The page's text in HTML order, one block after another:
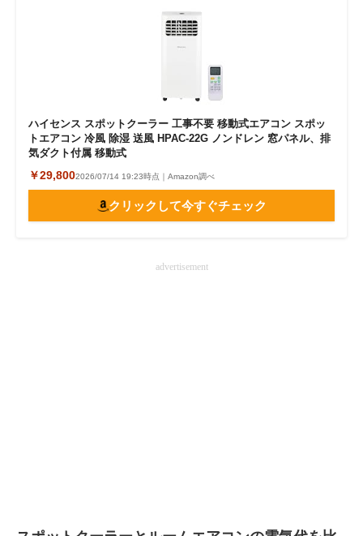
ハイセンス スポットクーラー 工事不要 移動式エアコン スポッ
トエアコン 冷風 除湿 送風 HPAC-22G ノンドレン 窓パネル、排
気ダクト付属 移動式
￥29,8002026/07/14 19:23時点｜Amazon調べ
クリックして今すぐチェック
advertisement